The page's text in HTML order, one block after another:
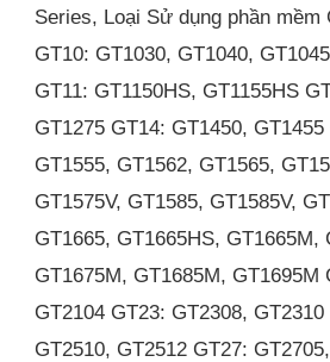
Series, Loại Sử dụng phần mềm
GT10: GT1030, GT1040,
GT11: GT1150HS, GT1155HS
GT1275 GT14: GT1450,
GT1555, GT1562, GT1565,
GT1575V, GT1585, GT1585V,
GT1665, GT1665HS, GT1665M,
GT1675M, GT1685M, GT1695M
GT2104 GT23: GT2308,
GT2510, GT2512 GT27: